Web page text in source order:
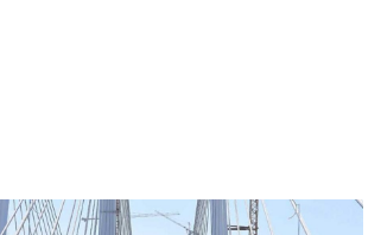
الرئيس عبد الفتاح السيسي يفتتح محور